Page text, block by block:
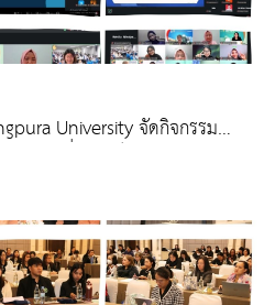
University จัดกิจกรรม
ลกเปลี่ยนองค์ความรู้ด้านการ